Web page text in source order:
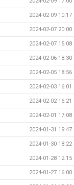
2024-02-09 10:17
2024-02-07 20:00
2024-02-07 15:08
2024-02-06 18:30
2024-02-05 18:56
2024-02-03 16:01
2024-02-02 16:21
2024-02-01 17:08
2024-01-31 19:47
2024-01-30 18:22
2024-01-28 12:15
2024-01-27 16:00